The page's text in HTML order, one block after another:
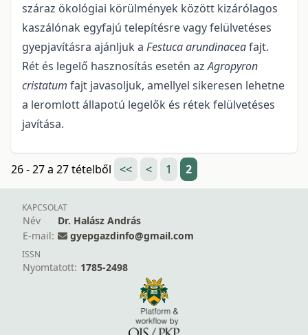
száraz ökológiai körülmények között kizárólagos
kaszálónak egyfajú telepítésre vagy felülvetéses
gyepjavításra ajánljuk a Festuca arundinaceafajt.
Rét és legelő hasznosítás esetén azAgropyron
cristatum fajt javasoljuk, amellyel sikeresen lehetne
a leromlott állapotú legelők és rétek felülvetéses
javítása.
26 - 27 a 27 tételből << < 1 2
KAPCSOLAT
Név
Dr. Halász András
E-mail:
gyepgazdinfo@gmail.com
ISSN
Nyomtatott: 1785-2498